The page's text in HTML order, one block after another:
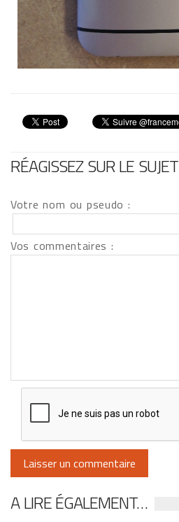
RÉAGISSEZ SUR LE SUJET
Votre nom ou pseudo :
Vos commentaires :
A LIRE ÉGALEMENT…